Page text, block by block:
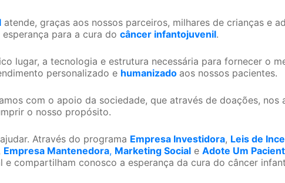
atende, graças aos nossos parceiros, milhares de crianças e
para a cura do câncer infantojuvenil.
lugar, a tecnologia e estrutura necessária para fornecer o
personalizado e humanizado aos nossos pacientes.
com o apoio da sociedade, que através de doações, nos
o nosso propósito.
Através do programa Empresa Investidora, Leis de
Empresa Mantenedora, Marketing Sociale Adote Um
compartilham conosco a esperança da cura do câncer